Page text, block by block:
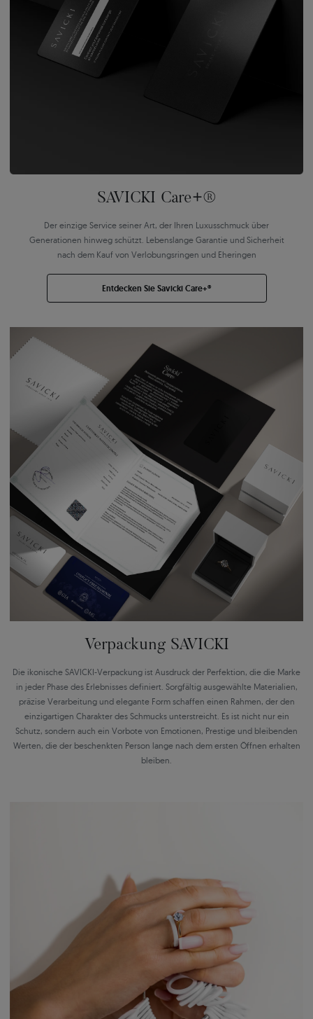
SAVICKI Care+®
Der einzige Service seiner Art, der Ihren Luxusschmuck über
Generationen hinweg schützt. Lebenslange Garantie und Sicherheit
nach dem Kauf von Verlobungsringen und Eheringen
Entdecken Sie Savicki Care+®
Verpackung SAVICKI
Die ikonische SAVICKI-Verpackung ist Ausdruck der Perfektion, die die Marke
in jeder Phase des Erlebnisses definiert. Sorgfältig ausgewählte Materialien,
präzise Verarbeitung und elegante Form schaffen einen Rahmen, der den
einzigartigen Charakter des Schmucks unterstreicht. Es ist nicht nur ein
Schutz, sondern auch ein Vorbote von Emotionen, Prestige und bleibenden
Werten, die der beschenkten Person lange nach dem ersten Öffnen erhalten
bleiben.